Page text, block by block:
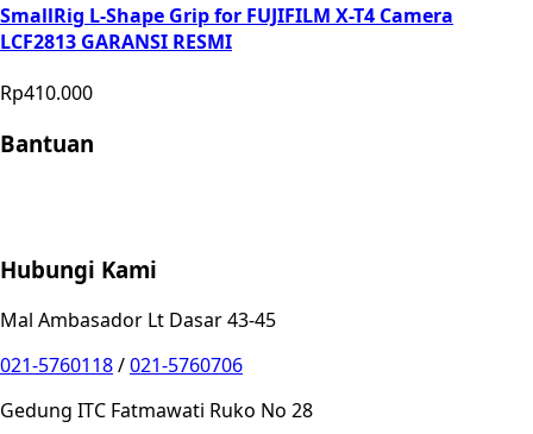
SmallRig L-Shape Grip for FUJIFILM X-T4 Camera
LCF2813 GARANSI RESMI
Rp410.000
Bantuan
Hubungi Kami
Mal Ambasador Lt Dasar 43-45
021-5760118/021-5760706
Gedung ITC Fatmawati Ruko No 28